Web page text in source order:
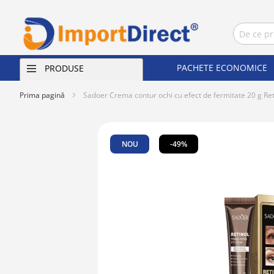
PRODUSE PACHETE ECONOMICE
Prima pagină Sadoer Crema contur ochi cu efect de fermitate 20 g
the
NOU -49%